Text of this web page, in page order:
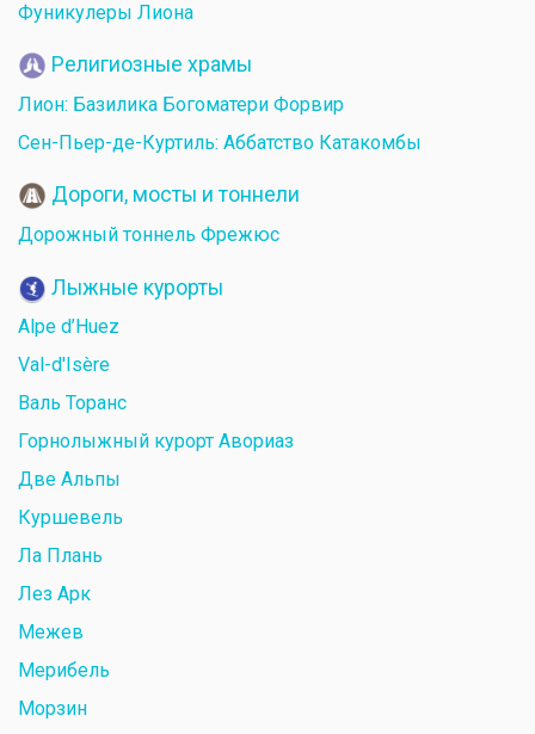
Фуникулеры Лиона
Религиозные храмы
Лион: Базилика Богоматери Форвир
Сен-Пьер-де-Куртиль: Аббатство Катакомбы
Дороги, мосты и тоннели
Дорожный тоннель Фрежюс
Лыжные курорты
Alpe d’Huez
Val-d'Isère
Валь Торанс
Горнолыжный курорт Авориаз
Две Альпы
Куршевель
Ла Плань
Лез Арк
Межев
Мерибель
Морзин